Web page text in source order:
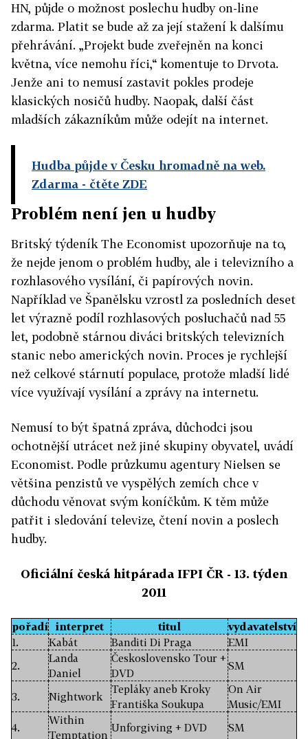
HN, půjde o možnost poslechu hudby on-line
zdarma. Platit se bude až za její stažení k dalšímu
přehrávání. „Projekt bude zveřejněn na konci
května, více nemohu říci,“ komentuje to Drvota.
Jenže ani to nemusí zastavit pokles prodeje
klasických nosičů hudby. Naopak, další část
mladších zákazníkům může odejít na internet.
Hudba půjde v Česku hromadně na web.
Zdarma - čtěte ZDE
Problém není jen u hudby
Britský týdeník The Economist upozorňuje na to,
že nejde jenom o problém hudby, ale i televizního a
rozhlasového vysílání, či papírových novin.
Například ve Španělsku vzrostl za posledních deset
let výrazně podíl rozhlasových posluchačů nad 55
let, podobně stárnou diváci britských televizních
stanic nebo amerických novin. Proces je rychlejší
než celkové stárnutí populace, protože mladší lidé
více využívají vysílání a zprávy na internetu.
Nemusí to být špatná zpráva, důchodci jsou
ochotnější utrácet než jiné skupiny obyvatel, uvádí
Economist. Podle průzkumu agentury Nielsen se
většina penzistů ve vyspělých zemích chce v
důchodu věnovat svým koníčkům. K těm může
patřit i sledování televize, čtení novin a poslech
hudby.
Oficiální česká hitpárada IFPI ČR - 13. týden
2011
pořadí interpret titul
vydavatelství
1.
Kabát Banditi Di Praga
EMI
2.
Landa
Daniel
Československo Tour +
DVD
SM
3. Nightwork
Tepláky aneb Kroky
Františka Soukupa
On Air
Music/EMI
4.
Within
Temptation
Unforgiving + DVD SM